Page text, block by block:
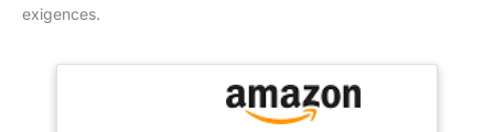
exigences.